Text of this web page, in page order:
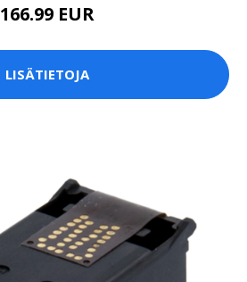
166.99 EUR
LISÄTIETOJA